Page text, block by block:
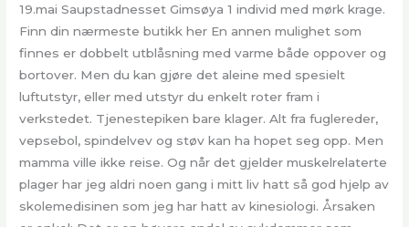
19.mai Saupstadnesset Gimsøya 1 individ med mørk krage.
Finn din nærmeste butikk her En annen mulighet som
finnes er dobbelt utblåsning med varme både oppover og
bortover. Men du kan gjøre det aleine med spesielt
luftutstyr, eller med utstyr du enkelt roter fram i
verkstedet. Tjenestepiken bare klager. Alt fra fuglereder,
vepsebol, spindelvev og støv kan ha hopet seg opp. Men
mamma ville ikke reise. Og når det gjelder muskelrelaterte
plager har jeg aldri noen gang i mitt liv hatt så god hjelp av
skolemedisinen som jeg har hatt av kinesiologi. Årsaken